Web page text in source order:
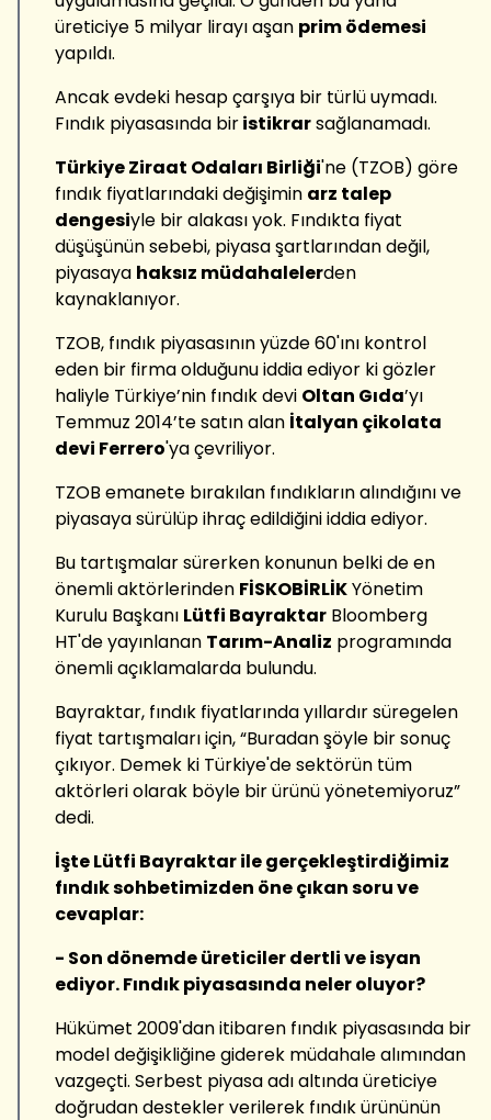
üreticiye 5 milyar lirayı aşan prim ödemesi
yapıldı.
Ancak evdeki hesap çarşıya bir türlü uymadı.
Fındık piyasasında biristikrarsağlanamadı.
Türkiye Ziraat Odaları Birliği'ne (TZOB) göre
fındık fiyatlarındaki değişimin arz talep
dengesiyle bir alakası yok. Fındıkta fiyat
düşüşünün sebebi, piyasa şartlarından değil,
piyasaya haksız müdahalelerden
kaynaklanıyor.
TZOB, fındık piyasasının yüzde 60'ını kontrol
eden bir firma olduğunu iddia ediyor ki gözler
haliyle Türkiye’nin fındık devi Oltan Gıda’yı
Temmuz 2014’te satın alan İtalyan çikolata
devi Ferrero'ya çevriliyor.
TZOB emanete bırakılan fındıkların alındığını ve
piyasaya sürülüp ihraç edildiğini iddia ediyor.
Bu tartışmalar sürerken konunun belki de en
önemli aktörlerinden FİSKOBİRLİKYönetim
Kurulu Başkanı Lütfi Bayraktar Bloomberg
HT'de yayınlanan Tarım-Analiz programında
önemli açıklamalarda bulundu.
Bayraktar, fındık fiyatlarında yıllardır süregelen
fiyat tartışmaları için, “Buradan şöyle bir sonuç
çıkıyor. Demek ki Türkiye'de sektörün tüm
aktörleri olarak böyle bir ürünü yönetemiyoruz”
dedi.
İşte Lütfi Bayraktar ile gerçekleştirdiğimiz
fındık sohbetimizden öne çıkan soru ve
cevaplar:
- Son dönemde üreticiler dertli ve isyan
ediyor. Fındık piyasasında neler oluyor?
Hükümet 2009'dan itibaren fındık piyasasında bir
model değişikliğine giderek müdahale alımından
vazgeçti. Serbest piyasa adı altında üreticiye
doğrudan destekler verilerek fındık ürününün